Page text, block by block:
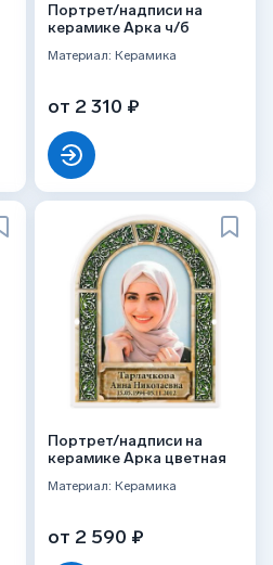
Портрет/надписи на
керамике Арка ч/б
Материал: Керамика
от 2 310 ₽
Портрет/надписи на
керамике Арка цветная
Материал: Керамика
от 2 590 ₽